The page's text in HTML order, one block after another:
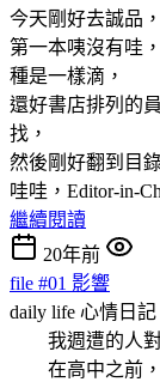
今天剛好去誠品
第一本咦沒有哇
種是一樣滴，
還好書店排列的
找，
然後剛好翻到目
哇哇，Editor-in-
繼續閱讀
20年前
file #01 影響
daily life 心情日記
我週遭的人對
在高中之前，